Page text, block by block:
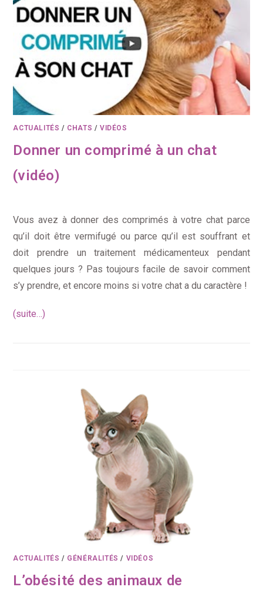
ACTUALITÉS / CHATS /VIDÉOS
Donner un comprimé à un chat
(vidéo)
Vous avez à donner des comprimés à votre chat parce
qu’il doit être vermifugé ou parce qu’il est souffrant et
doit prendre un traitement médicamenteux pendant
quelques jours ? Pas toujours facile de savoir comment
s’y prendre, et encore moins si votre chat a du caractère !
(suite…)
ACTUALITÉS / GÉNÉRALITÉS / VIDÉOS
L’obésité des animaux de